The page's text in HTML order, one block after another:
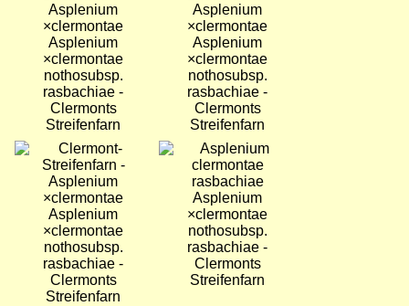
Asplenium
×clermontae
nothosubsp.
rasbachiae -
Clermonts
Streifenfarn
Asplenium
×clermontae
nothosubsp.
rasbachiae -
Clermonts
Streifenfarn
Bild
Asplenium
×clermontae
nothosubsp.
rasbachiae -
Clermonts
Streifenfarn
Bild
Asplenium
×clermontae
nothosubsp.
rasbachiae -
Clermonts
Streifenfarn